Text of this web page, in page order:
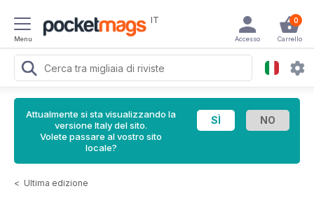
Menu
IT 0
Carrello
Accesso
Attualmente si sta visualizzando la
versione Italy del sito.
Volete passare al vostro sito
locale?
< Ultima edizione